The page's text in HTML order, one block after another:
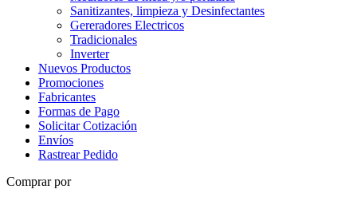
Sanitizantes, limpieza y Desinfectantes
Gereradores Electricos
Tradicionales
Inverter
Nuevos Productos
Promociones
Fabricantes
Formas de Pago
Solicitar Cotización
Envíos
Rastrear Pedido
Comprar por